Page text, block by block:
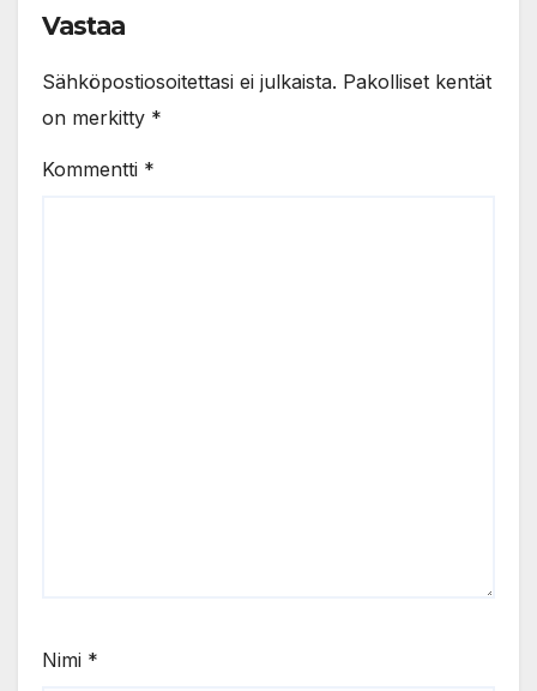
Vastaa
Sähköpostiosoitettasi ei julkaista. Pakolliset kentät
on merkitty *
Kommentti *
Nimi *